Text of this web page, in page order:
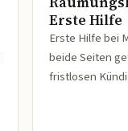
Erste Hilfe
Erste Hilfe bei
beide Seiten
fristlosen